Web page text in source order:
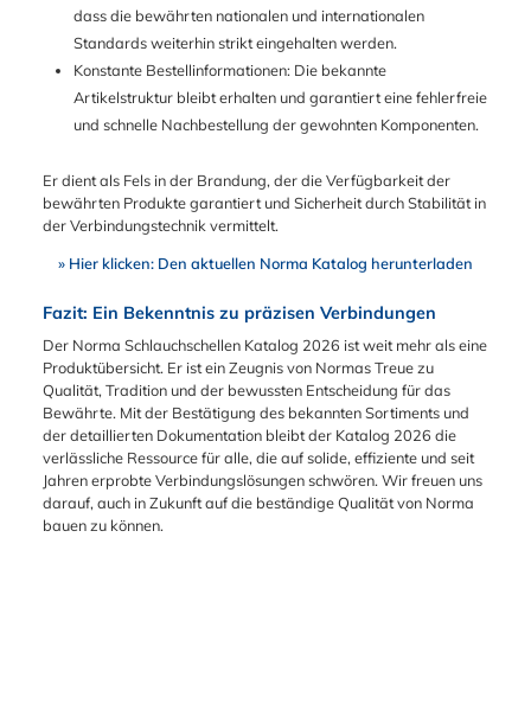
dass die bewährten nationalen und internationalen
Standards weiterhin strikt eingehalten werden.
Konstante Bestellinformationen: Die bekannte
Artikelstruktur bleibt erhalten und garantiert eine fehlerfreie
und schnelle Nachbestellung der gewohnten Komponenten.
Er dient als Fels in der Brandung, der die Verfügbarkeit der
bewährten Produkte garantiert und Sicherheit durch Stabilität in
der Verbindungstechnik vermittelt.
» Hier klicken: Den aktuellen Norma Katalog herunterladen
Fazit: Ein Bekenntnis zu präzisen Verbindungen
Der Norma Schlauchschellen Katalog 2026 ist weit mehr als eine
Produktübersicht. Er ist ein Zeugnis von Normas Treue zu
Qualität, Tradition und der bewussten Entscheidung für das
Bewährte. Mit der Bestätigung des bekannten Sortiments und
der detaillierten Dokumentation bleibt der Katalog 2026 die
verlässliche Ressource für alle, die auf solide, effiziente und seit
Jahren erprobte Verbindungslösungen schwören. Wir freuen uns
darauf, auch in Zukunft auf die beständige Qualität von Norma
bauen zu können.